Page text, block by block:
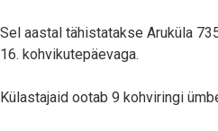
Sel aastal tähistatakse Aruküla
16. kohvikutepäevaga.
Külastajaid ootab 9 kohviringi